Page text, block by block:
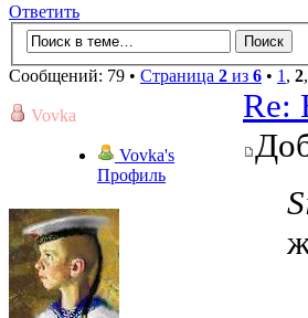
Ответить
Сообщений: 79 • Страница 2 из 6 • 1, 2,
Vovka
Vovka's
Профиль
Re: